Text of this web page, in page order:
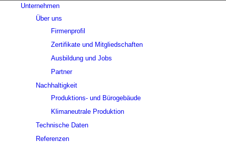
Unternehmen
Über uns
Firmenprofil
Zertifikate und Mitgliedschaften
Ausbildung und Jobs
Partner
Nachhaltigkeit
Produktions- und Bürogebäude
Klimaneutrale Produktion
Technische Daten
Referenzen